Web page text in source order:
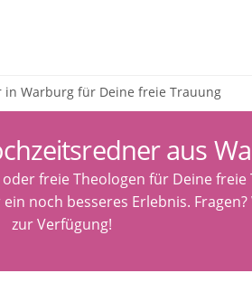
Warburg für Deine freie Trauung
aus
freie Theologen für Deine
noch besseres Erlebnis.
zur Verfügung!